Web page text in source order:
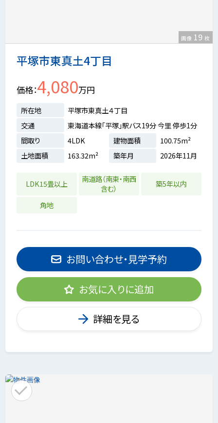
平塚市東真土4丁目
画像 19 枚
価格 4,080万円
所在地
平塚市東真土４丁目
交通
東海道本線「平塚」駅バス19分 今里 停歩1分
間取り
4LDK 建物面積
100.75m²
土地面積
163.32m² 築年月 2026年11月
LDK15畳以上
南道路（南東・南西
含む）
築5年以内
角地
お問い合わせ・見学予約
お気に入りに追加
詳細を見る